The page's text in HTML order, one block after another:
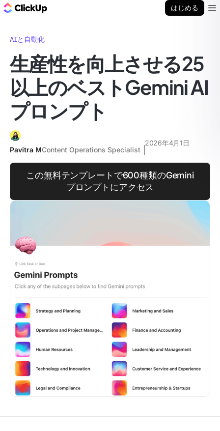
はじめる
AIと自動化
生産性を向上させる25
以上のベストGemini AI
プロンプト
Pavitra MContent Operations Specialist
2026年4月1日
この無料テンプレートで600種類のGemini
プロンプトにアクセス